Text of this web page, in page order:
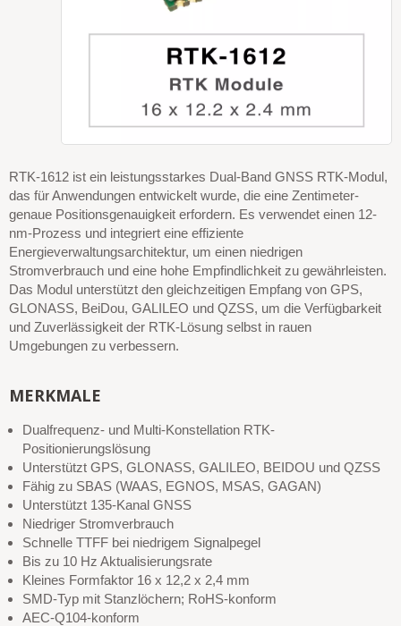
RTK-1612 ist ein leistungsstarkes Dual-Band GNSS RTK-Modul,
das für Anwendungen entwickelt wurde, die eine Zentimeter-
genaue Positionsgenauigkeit erfordern. Es verwendet einen 12-
nm-Prozess und integriert eine effiziente
Energieverwaltungsarchitektur, um einen niedrigen
Stromverbrauch und eine hohe Empfindlichkeit zu gewährleisten.
Das Modul unterstützt den gleichzeitigen Empfang von GPS,
GLONASS, BeiDou, GALILEO und QZSS, um die Verfügbarkeit
und Zuverlässigkeit der RTK-Lösung selbst in rauen
Umgebungen zu verbessern.
MERKMALE
Dualfrequenz- und Multi-Konstellation RTK-
Positionierungslösung
Unterstützt GPS, GLONASS, GALILEO, BEIDOU und QZSS
Fähig zu SBAS (WAAS, EGNOS, MSAS, GAGAN)
Unterstützt 135-Kanal GNSS
Niedriger Stromverbrauch
Schnelle TTFF bei niedrigem Signalpegel
Bis zu 10 Hz Aktualisierungsrate
Kleines Formfaktor 16 x 12,2 x 2,4 mm
SMD-Typ mit Stanzlöchern; RoHS-konform
AEC-Q104-konform